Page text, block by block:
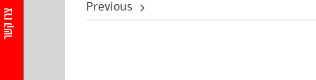
Previous
צרו קשר